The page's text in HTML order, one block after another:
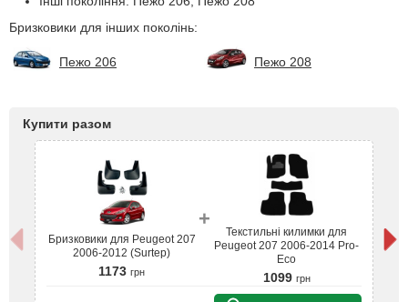
Бризковики для інших поколінь:
Пежо 206 Пежо 208
Купити разом
Бризковики для Peugeot 207
2006-2012 (Surtep)
1173 грн
+
Текстильні килимки для
Peugeot 207 2006-2014 Pro-
Eco
1099 грн